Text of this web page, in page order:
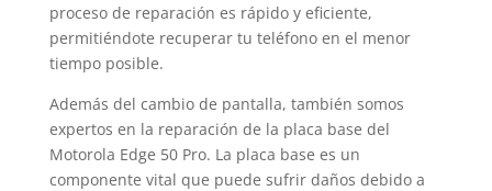
proceso de reparación es rápido y eficiente,
permitiéndote recuperar tu teléfono en el menor
tiempo posible.
Además del cambio de pantalla, también somos
expertos en la reparación de la placa base del
Motorola Edge 50 Pro. La placa base es un
componente vital que puede sufrir daños debido a